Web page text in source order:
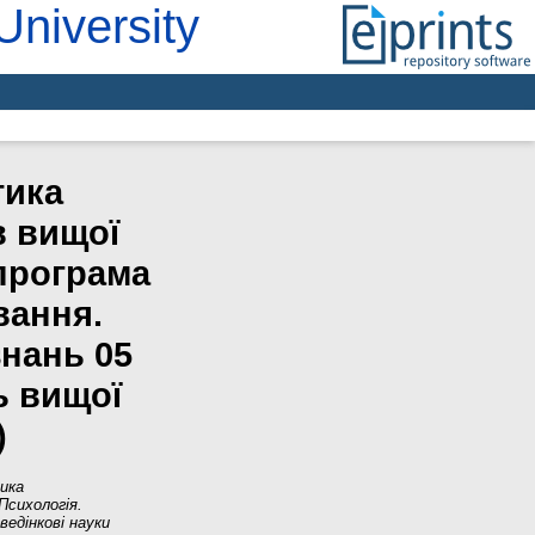
вищої
05
вищої
науки